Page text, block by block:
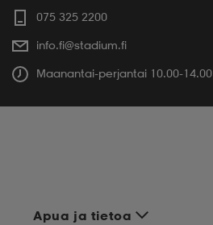
075 325 2200
info.fi@stadium.fi
Maanantai-perjantai 10.00-14.00
Apua ja tietoa